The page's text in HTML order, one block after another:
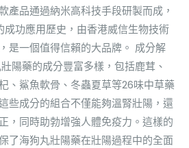
產品通過納米高科技手段研製而成，
成功應用歷史，由香港威信生物技術
是一個值得信賴的大品牌。 成分解
陽藥的成分豐富多樣，包括鹿茸、
、鯊魚軟骨、冬蟲夏草等26味中草藥
些成分的組合不僅能夠溫腎壯陽，還
，同時助勃增強人體免疫力。這樣的
了海狗丸壯陽藥在壯陽過程中的全面